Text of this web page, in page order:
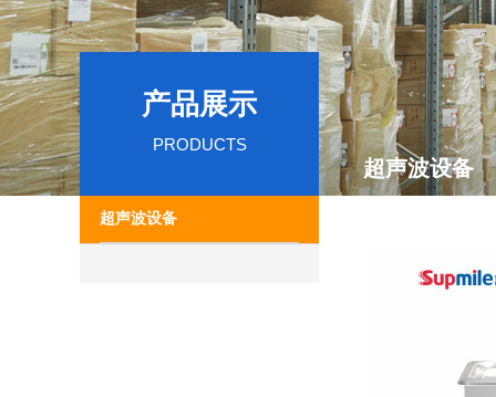
产品展示
PRODUCTS
超声波设备
超声波设备